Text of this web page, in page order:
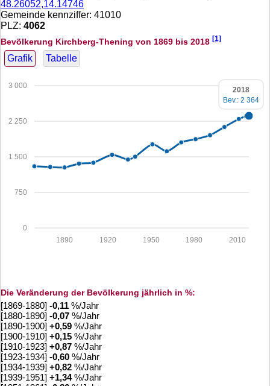
48.26052,14.14746
Gemeinde kennziffer: 41010
PLZ: 4062
Bevölkerung Kirchberg-Thening von 1869 bis 2018 [1]
Grafik Tabelle
0
750
1 500
2 250
3 000
2010
1980
1950
1920
1890
2018
Bev.: 2 364
Die Veränderung der Bevölkerung jährlich in %:
[1869-1880] -0,11 %/Jahr
[1880-1890] -0,07 %/Jahr
[1890-1900] +0,59 %/Jahr
[1900-1910] +0,15 %/Jahr
[1910-1923] +0,87 %/Jahr
[1923-1934] -0,60 %/Jahr
[1934-1939] +0,82 %/Jahr
[1939-1951] +1,34%/Jahr